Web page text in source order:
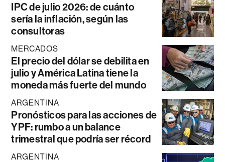
IPC de julio 2026: de cuánto
sería la inflación, según las
consultoras
MERCADOS
El precio del dólar se debilita en
julio y América Latina tiene la
moneda más fuerte del mundo
ARGENTINA
Pronósticos para las acciones de
YPF: rumbo a un balance
trimestral que podría ser récord
ARGENTINA